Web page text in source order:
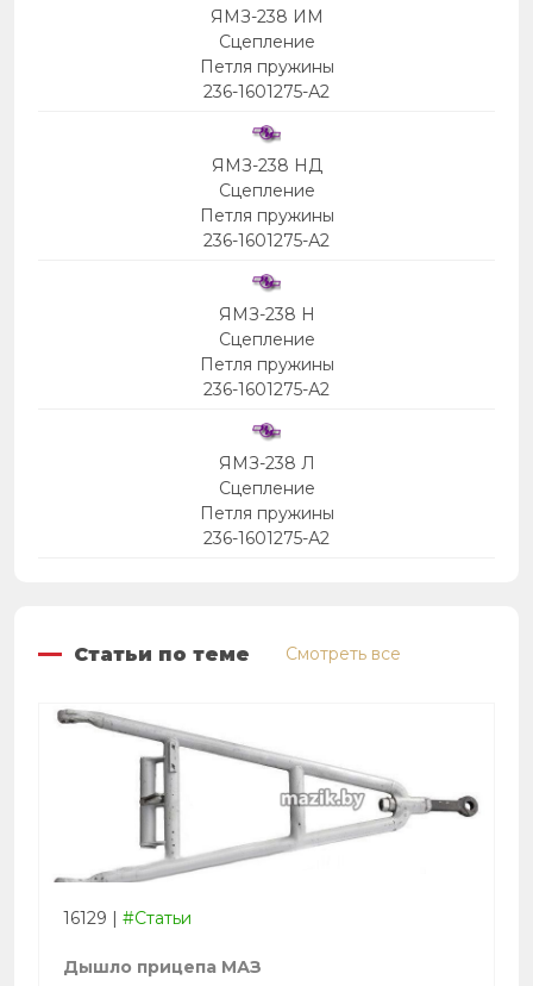
ЯМЗ-238 ИМ
Сцепление
Петля пружины
236-1601275-А2
ЯМЗ-238 НД
Сцепление
Петля пружины
236-1601275-А2
ЯМЗ-238 Н
Сцепление
Петля пружины
236-1601275-А2
ЯМЗ-238 Л
Сцепление
Петля пружины
236-1601275-А2
Статьи по теме Смотреть все
16129 | #Статьи
Дышло прицепа МАЗ